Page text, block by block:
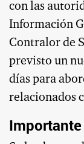
con las
Información
Contralor de
previsto un
días para
relacionados